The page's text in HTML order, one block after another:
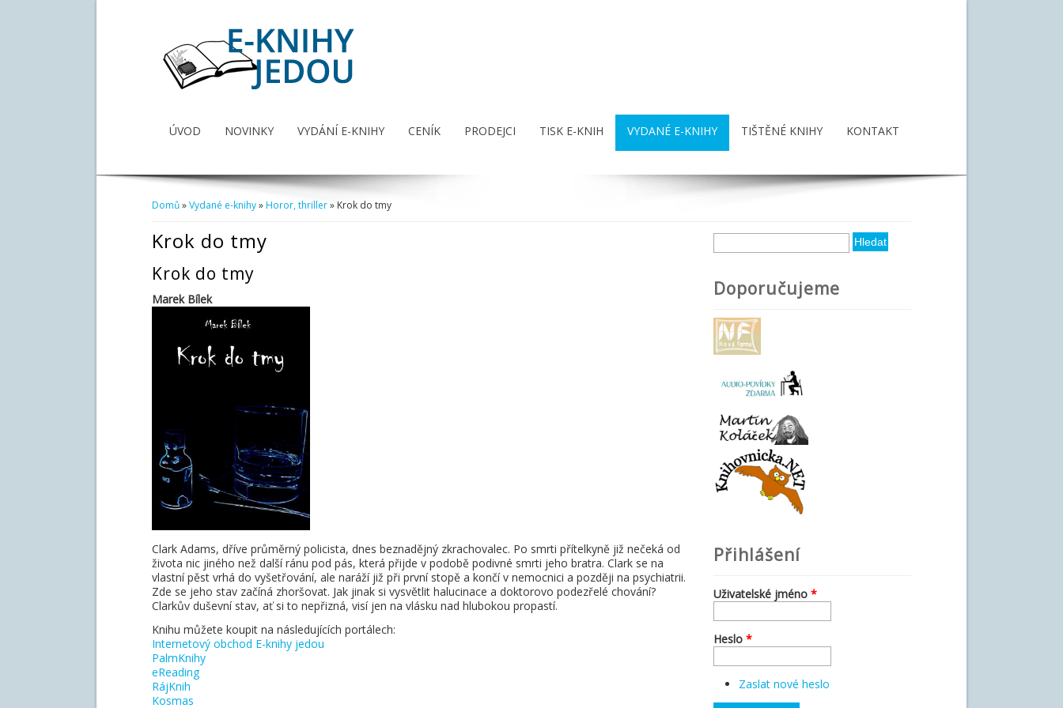
ÚVOD NOVINKY VYDÁNÍ E-KNIHY CENÍK PRODEJCI TISK E-KNIH VYDANÉ E-KNIHY TIŠTĚNÉ KNIHY KONTAKT
Domů»Vydané e-knihy»Horor, thriller» Krok do tmy
Krok do tmy
Krok do tmy
Marek Bílek
Clark Adams, dříve průměrný policista, dnes beznadějný zkrachovalec. Po smrti přítelkyně již nečeká od
života nic jiného než další ránu pod pás, která přijde v podobě podivné smrti jeho bratra. Clark se na
vlastní pěst vrhá do vyšetřování, ale naráží již při první stopě a končí v nemocnici a později na psychiatrii.
Zde se jeho stav začíná zhoršovat. Jak jinak si vysvětlit halucinace a doktorovo podezřelé chování?
Clarkův duševní stav, ať si to nepřizná, visí jen na vlásku nad hlubokou propastí.
Knihu můžete koupit na následujících portálech:
Internetový obchod E-knihy jedou
PalmKnihy
eReading
RájKnih
Kosmas
Vyhledávání
Hledat
Doporučujeme
Přihlášení
Uživatelské jméno *
Heslo *
Zaslat nové heslo